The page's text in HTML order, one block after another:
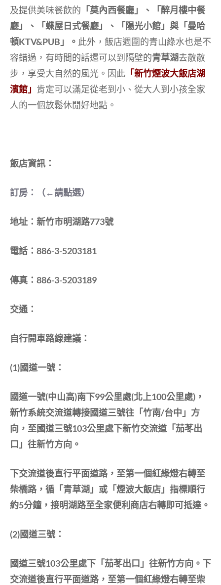
及提供美味餐飲的 「莫內西餐廳」、「醉月樓中餐
廳」、「蝶屋日式餐廳」、「陽光小館」與「曼哈
頓KTV&PUB」。 此外，飯店週圍的青山綠水也是不
容錯過，有時間的話還可以到隔壁的青草湖去散散
步，享受大自然的風光。因此 「新竹煙波大飯店湖
濱館」 肯定可以滿足從老到小、從大人到小孩全家
人的一個放鬆休閒好地點。
飯店資訊：
訂房：（←請點選）
地址：新竹市明湖路773號
電話：886-3-5203181
傳真：886-3-5203189
交通：
自行開車路線建議：
(1)國道一號：
國道一號(中山高)南下99公里處(北上100公里處)，
新竹系統交流道轉接國道三號往「竹南/台中」方
向，至國道三號103公里處下新竹交流道「茄苳出
口」往新竹方向。
下交流道後直行平面道路，至第一個紅綠燈右轉至
柴橋路，循「青草湖」或「煙波大飯店」指標順行
約5分鐘，接明湖路至全家便利商店右轉即可抵達。
(2)國道三號：
國道三號103公里處下「茄苳出口」往新竹方向。下
交流道後直行平面道路，至第一個紅綠燈右轉至柴